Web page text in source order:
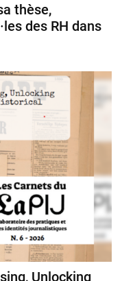
thèse,
des RH dans
Unlocking